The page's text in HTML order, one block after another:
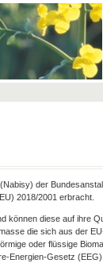
der
2018/2001 erbracht.
können diese auf ihre
die sich aus der
oder flüssige
Energien-Gesetz (EEG)